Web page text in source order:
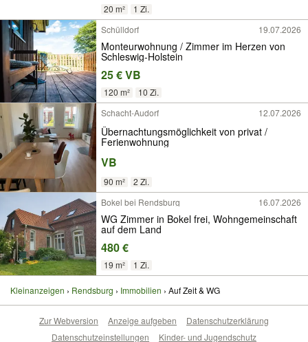
20 m²
1 Zi.
Schülldorf
19.07.2026
Monteurwohnung / Zimmer im Herzen von
Schleswig-Holstein
25 € VB
120 m²
10 Zi.
Schacht-Audorf
12.07.2026
Übernachtungsmöglichkeit von privat /
Ferienwohnung
VB
90 m²
2 Zi.
Bokel bei Rendsburg
16.07.2026
WG Zimmer in Bokel frei, Wohngemeinschaft
auf dem Land
480 €
19 m² 1 Zi.
Kleinanzeigen Rendsburg Immobilien Auf Zeit & WG
Zur Webversion Anzeige aufgeben
Datenschutzerklärung
Datenschutzeinstellungen
Kinder- und Jugendschutz